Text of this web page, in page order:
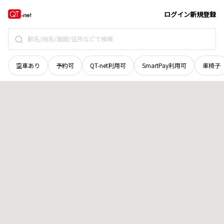
ログイン新規登録
空車あり 予約可 QT-net利用可 SmartPay利用可 車椅子
徳島県